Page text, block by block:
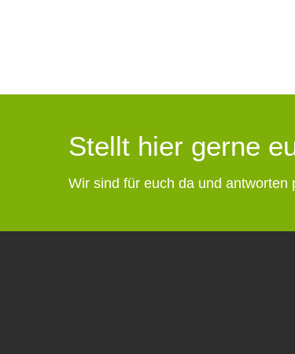
Stellt hier gerne
Wir sind für euch da und antworten